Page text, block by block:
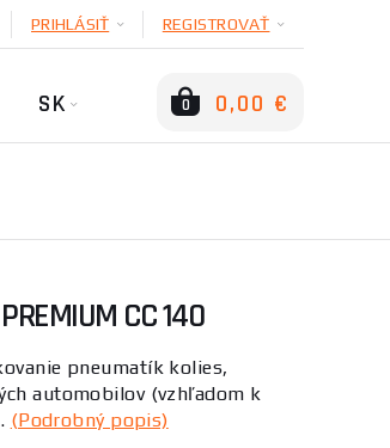
PRIHLÁSIŤ REGISTROVAŤ
SK 0 0,00 €
CC 140
pneumatík kolies,
automobilov (vzhľadom k
(Podrobný popis)